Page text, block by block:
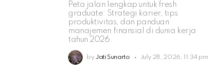
Peta jalan lengkap untuk fresh
graduate: Strategi karier, tips
produktivitas, dan panduan
manajemen finansial di dunia kerja
tahun 2026.
by Jati Sunarto July 28, 2026, 11:34 pm